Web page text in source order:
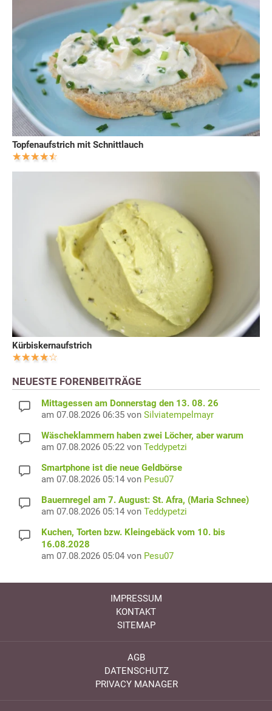
Topfenaufstrich mit Schnittlauch
Kürbiskernaufstrich
NEUESTE FORENBEITRÄGE
Mittagessen am Donnerstag den 13. 08. 26
am 07.08.2026 06:35 von Silviatempelmayr
Wäscheklammern haben zwei Löcher, aber warum
am 07.08.2026 05:22 von Teddypetzi
Smartphone ist die neue Geldbörse
am 07.08.2026 05:14 von Pesu07
Bauernregel am 7. August: St. Afra, (Maria Schnee)
am 07.08.2026 05:14 von Teddypetzi
Kuchen, Torten bzw. Kleingebäck vom 10. bis
16.08.2028
am 07.08.2026 05:04 von Pesu07
IMPRESSUM
KONTAKT
SITEMAP
AGB
DATENSCHUTZ
PRIVACY MANAGER